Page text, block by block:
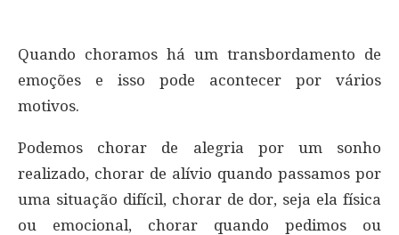
Quando choramos há um transbordamento de
emoções e isso pode acontecer por vários
motivos.
Podemos chorar de alegria por um sonho
realizado, chorar de alívio quando passamos por
uma situação difícil, chorar de dor, seja ela física
ou emocional, chorar quando pedimos ou